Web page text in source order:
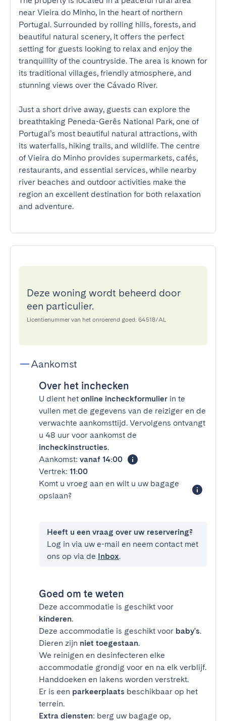
near Vieira do Minho, in the heart of northern
Portugal. Surrounded by rolling hills, forests, and
beautiful natural scenery, it offers the perfect
setting for guests looking to relax and enjoy the
tranquillity of the countryside. The area is known for
its traditional villages, friendly atmosphere, and
stunning views over the Cávado River.
Just a short drive away, guests can explore the
breathtaking Peneda-Gerês National Park, one of
Portugal’s most beautiful natural attractions, with
its waterfalls, hiking trails, and wildlife. The centre
of Vieira do Minho provides supermarkets, cafés,
restaurants, and essential services, while nearby
river beaches and outdoor activities make the
region an excellent destination for both relaxation
and adventure.
Deze woning wordt beheerd door
een particulier.
Licentienummer van het onroerend goed: 64518/AL
Aankomst
Over het inchecken
U dient het online incheckformulier in te
vullen met de gegevens van de reiziger en de
verwachte aankomsttijd. Vervolgens ontvangt
u 48 uur voor aankomst de
incheckinstructies.
Aankomst: vanaf 14:00
Vertrek: 11:00
Komt u vroeg aan en wilt u uw bagage
opslaan?
Heeft u een vraag over uw reservering?
Log in via uw e-mail en neem contact met
ons op via de Inbox.
Goed om te weten
Deze accommodatie is geschikt voor
kinderen.
Deze accommodatie is geschikt voor baby's.
Dieren zijn niet toegestaan.
We reinigen en desinfecteren elke
accommodatie grondig voor en na elk verblijf.
Handdoeken en lakens worden verstrekt.
Er is een parkeerplaats beschikbaar op het
terrein.
Extra diensten: berg uw bagage op,